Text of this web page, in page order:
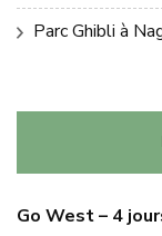
Parc Ghibli à
Go West – 4